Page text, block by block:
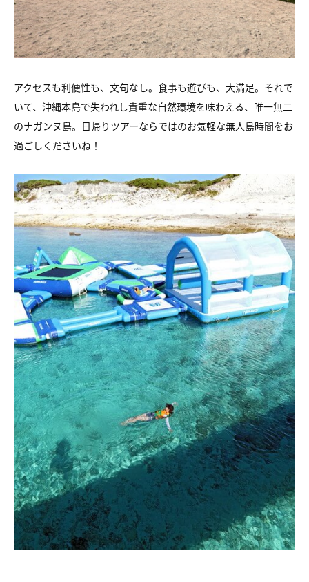
アクセスも利便性も、文句なし。食事も遊びも、大満足。それで
いて、沖縄本島で失われし貴重な自然環境を味わえる、唯一無二
のナガンヌ島。日帰りツアーならではのお気軽な無人島時間をお
過ごしくださいね！